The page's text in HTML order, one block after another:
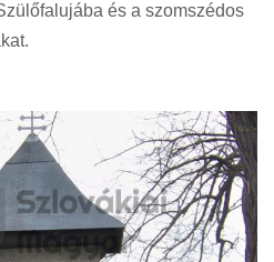
és a szomszédos